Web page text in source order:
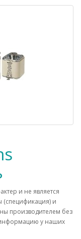
и не является
(спецификация) и
производителем без
у наших